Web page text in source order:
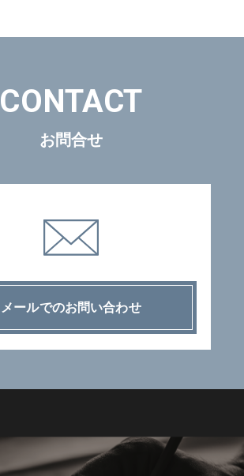
CONTACT
お問合せ
メールでのお問い合わせ